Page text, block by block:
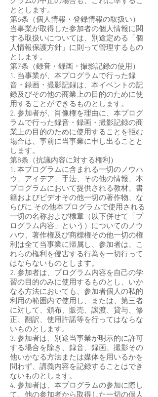
ととします。
第6条（個人情報・登録情報の取扱い）
当事業が取得した参加者の個人情報に関
する取扱いについては、別途定める「個
人情報保護方針」に則って管理するもの
とします。
第7条（録音・録画・撮影記録の使用）
1. 当事業が、本プログラムで行った録
音・録画・撮影記録は、本イベントの記
録及びその他の商業上の目的のために使
用することができるものとします。
2. 参加者が、肖像権を理由に、本プログ
ラムで行った録音・録画・撮影記録の商
業上の目的のために使用することを拒む
場合は、事前に当事業に申し出ることと
します。
第8条（抗議内容に対する権利）
1. 本プログラムに含まれる一切のノウハ
ウ、アイデア、手法、その他の情報、本
プログラムにおいて提供される教材、書
籍およびビデオその他一切の著作物、な
らびに その他本プログラムで使用される
一切の名称および標章（以下併せて「プ
ログラム内容」という）についてのノウ
ハウ、著作権及び商標権その他一切の権
利は全て当事業に帰属し、参加者は、こ
れらの権利を侵害する行為を一切行って
はならないものとします。
2. 参加者は、プログラム内容を自己の学
習の目的のみに使用するものとし、いか
なる方法においても、参加者個人の私的
利用の範囲内で使用し、または、第三者
に対して、頒布、販売、譲渡、貸与、修
正、翻訳、使用許諾等を行ってはならな
いものとします。
3. 参加者は、別途当事業が明示的に許可
する場合を除き、録音、録画、撮影その
他いかなる方法または媒体を用いるかを
問わず、講義内容を記録することはでき
ないものとします。
4. 参加者は、本プログラムの参加に際し
て、他の参加者から取得した一切の個人